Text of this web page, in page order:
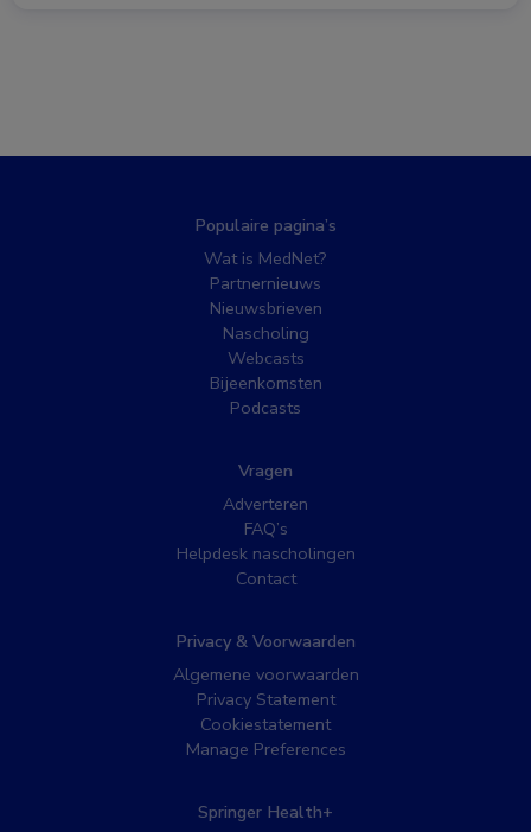
Populaire pagina’s
Wat is MedNet?
Partnernieuws
Nieuwsbrieven
Nascholing
Webcasts
Bijeenkomsten
Podcasts
Vragen
Adverteren
FAQ’s
Helpdesk nascholingen
Contact
Privacy & Voorwaarden
Algemene voorwaarden
Privacy Statement
Cookiestatement
Manage Preferences
Springer Health+